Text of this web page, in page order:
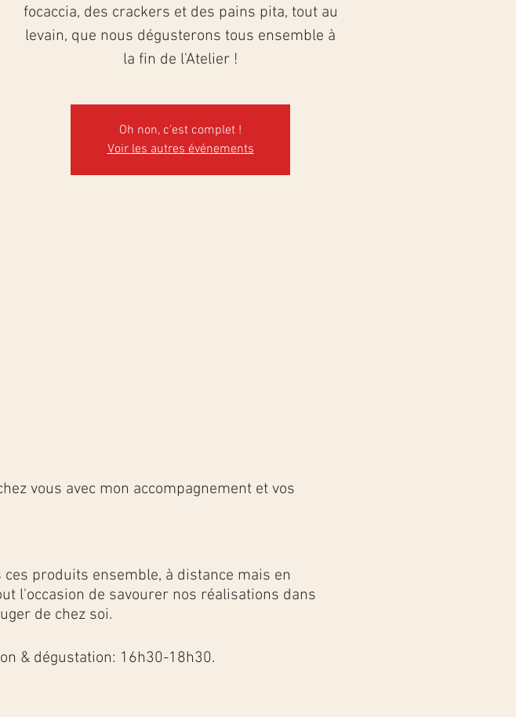
focaccia, des crackers et des pains pita, tout au
levain, que nous dégusterons tous ensemble à
la fin de l'Atelier !
Oh non, c'est complet !
Voir les autres événements
vous avec mon accompagnement et vos
produits ensemble, à distance mais en
l'occasion de savourer nos réalisations dans
de chez soi.
& dégustation: 16h30-18h30.